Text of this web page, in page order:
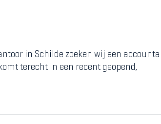
in Schilde zoeken wij een
terecht in een recent geopend,